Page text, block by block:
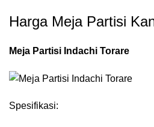
Harga Meja Partisi
Meja Partisi Indachi Torare
Spesifikasi: